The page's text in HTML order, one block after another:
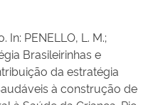
In: PENELLO, L. M.;
Brasileirinhas e
da estratégia
à construção de